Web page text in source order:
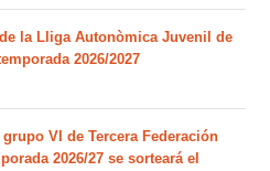
la Lliga Autonòmica Juvenil de
2026/2027
VI de Tercera Federación
2026/27 se sorteará el